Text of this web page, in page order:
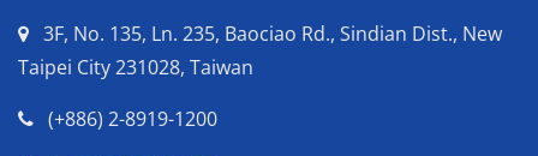
3F, No. 135, Ln. 235, Baociao Rd., Sindian Dist., New
Taipei City 231028, Taiwan
(+886) 2-8919-1200